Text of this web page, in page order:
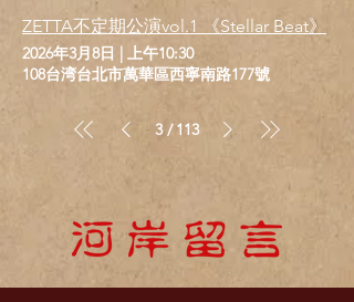
ZETTA不定期公演vol.1 《Stellar Beat》
2026年3月8日 | 上午10:30
108台湾台北市萬華區西寧南路177號
3 / 113